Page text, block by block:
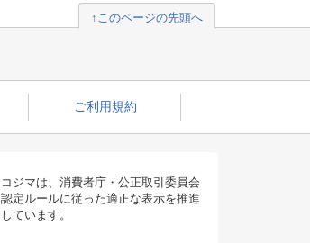
↑このページの先頭へ
ご利用規約
コジマは、消費者庁・公正取引委員会
認定ルールに従った適正な表示を推進
しています。